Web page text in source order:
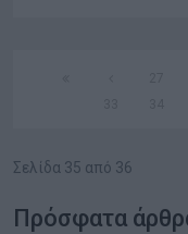
Σελίδα 35 από 36
Πρόσφατα